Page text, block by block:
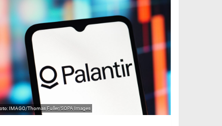
IMAGO/Thomas Fuller/SOPA Images